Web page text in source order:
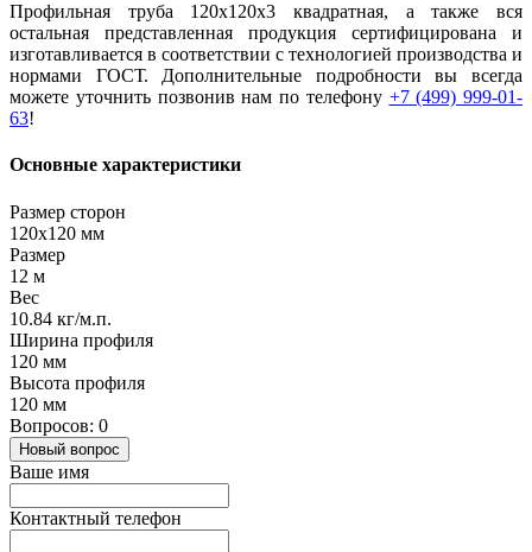
Профильная труба 120х120х3 квадратная, а также вся
остальная представленная продукция сертифицирована и
изготавливается в соответствии с технологией производства и
нормами ГОСТ. Дополнительные подробности вы всегда
можете уточнить позвонив нам по телефону +7 (499) 999-01-
63!
Основные характеристики
Размер сторон
120х120 мм
Размер
12 м
Вес
10.84 кг/м.п.
Ширина профиля
120 мм
Высота профиля
120 мм
Вопросов: 0
Новый вопрос
Ваше имя
Контактный телефон